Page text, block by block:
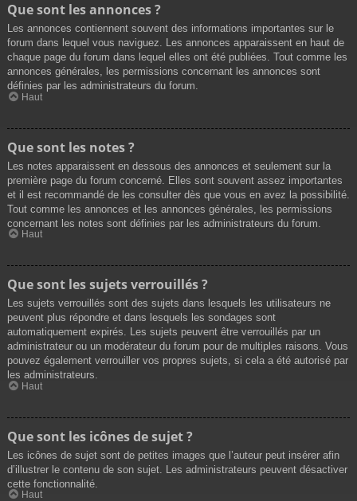
Que sont les annonces ?
Les annonces contiennent souvent des informations importantes sur le
forum dans lequel vous naviguez. Les annonces apparaissent en haut de
chaque page du forum dans lequel elles ont été publiées. Tout comme les
annonces générales, les permissions concernant les annonces sont
définies par les administrateurs du forum.
Haut
Que sont les notes ?
Les notes apparaissent en dessous des annonces et seulement sur la
première page du forum concerné. Elles sont souvent assez importantes
et il est recommandé de les consulter dès que vous en avez la possibilité.
Tout comme les annonces et les annonces générales, les permissions
concernant les notes sont définies par les administrateurs du forum.
Haut
Que sont les sujets verrouillés ?
Les sujets verrouillés sont des sujets dans lesquels les utilisateurs ne
peuvent plus répondre et dans lesquels les sondages sont
automatiquement expirés. Les sujets peuvent être verrouillés par un
administrateur ou un modérateur du forum pour de multiples raisons. Vous
pouvez également verrouiller vos propres sujets, si cela a été autorisé par
les administrateurs.
Haut
Que sont les icônes de sujet ?
Les icônes de sujet sont de petites images que l’auteur peut insérer afin
d’illustrer le contenu de son sujet. Les administrateurs peuvent désactiver
cette fonctionnalité.
Haut